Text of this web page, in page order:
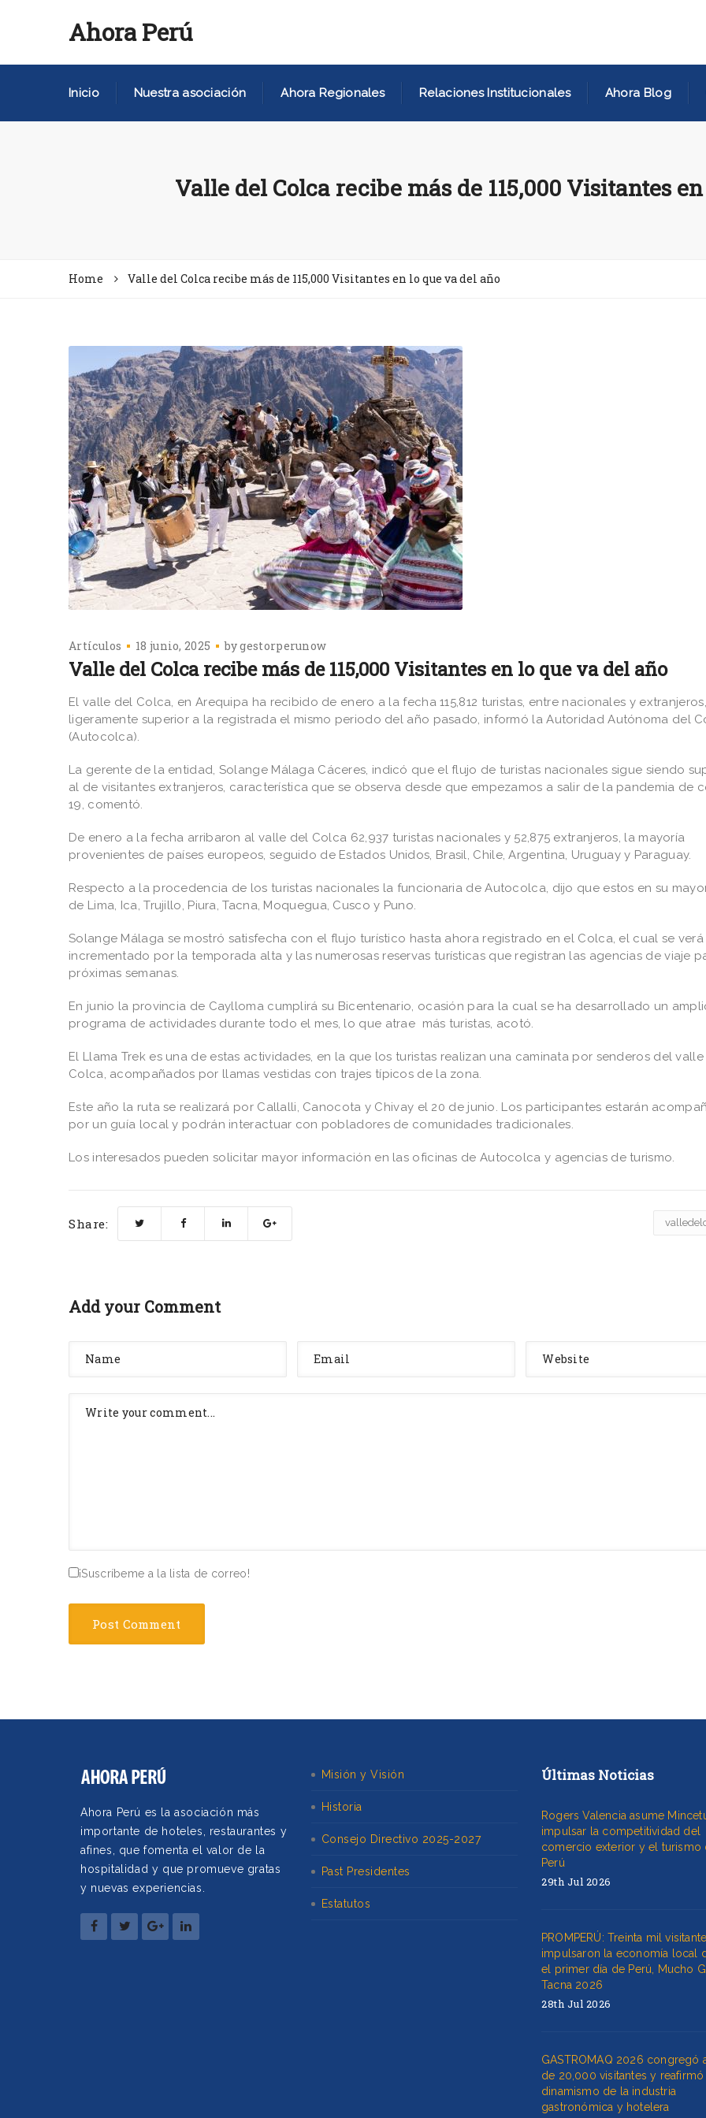
Ahora Perú
Inicio Nuestra asociación Ahora Regionales Relaciones Institucionales Ahora Blog
Valle del Colca recibe más de 115,000 Visitantes
Home Valle del Colca recibe más de 115,000 Visitantes en lo que va del año
Artículos 18 junio, 2025 bygestorperunow
Valle del Colca recibe más de 115,000 Visitantes en lo que va del año
El valle del Colca, en Arequipa ha recibido de enero a la fecha 115,812 turistas, entre nacionales y
ligeramente superior a la registrada el mismo periodo del año pasado, informó la Autoridad Autónoma del
(Autocolca).
La gerente de la entidad, Solange Málaga Cáceres, indicó que el flujo de turistas nacionales sigue siendo
al de visitantes extranjeros, característica que se observa desde que empezamos a salir de la pandemia de
19, comentó.
De enero a la fecha arribaron al valle del Colca 62,937 turistas nacionales y 52,875 extranjeros, la mayoría
provenientes de países europeos, seguido de Estados Unidos, Brasil, Chile, Argentina, Uruguay y Paraguay.
Respecto a la procedencia de los turistas nacionales la funcionaria de Autocolca, dijo que estos en su
de Lima, Ica, Trujillo, Piura, Tacna, Moquegua, Cusco y Puno.
Solange Málaga se mostró satisfecha con el flujo turístico hasta ahora registrado en el Colca, el cual se verá
incrementado por la temporada alta y las numerosas reservas turísticas que registran las agencias de viaje
próximas semanas.
En junio la provincia de Caylloma cumplirá su Bicentenario, ocasión para la cual se ha desarrollado un
programa de actividades durante todo el mes, lo que atrae más turistas, acotó.
El Llama Trek es una de estas actividades, en la que los turistas realizan una caminata por senderos del
Colca, acompañados por llamas vestidas con trajes típicos de la zona.
Este año la ruta se realizará por Callalli, Canocota y Chivay el 20 de junio. Los participantes estarán
por un guía local y podrán interactuar con pobladores de comunidades tradicionales.
Los interesados pueden solicitar mayor información en las oficinas de Autocolca y agencias de turismo.
Share:
Add your Comment
¡Suscríbeme a la lista de correo!
Ahora Perú es la asociación más
importante de hoteles, restaurantes y
afines, que fomenta el valor de la
hospitalidad y que promueve gratas
y nuevas experiencias.
Misión y Visión
Historia
Consejo Directivo 2025-2027
Past Presidentes
Estatutos
Últimas Noticias
Rogers Valencia asume
impulsar la competitividad del
comercio exterior y el turismo
Perú
29th Jul 2026
PROMPERÚ: Treinta mil
impulsaron la economía local
el primer día de Perú, Mucho
Tacna 2026
28th Jul 2026
GASTROMAQ 2026 congregó
de 20,000 visitantes y reafirmó
dinamismo de la industria
gastronómica y hotelera